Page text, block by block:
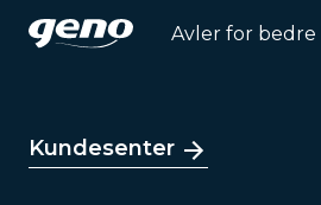
Avler for bedre
Kundesenter